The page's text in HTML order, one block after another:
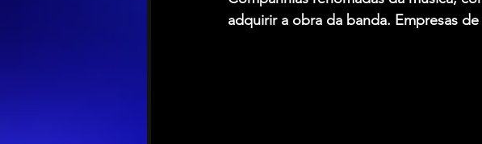
adquirir a obra da banda. Empresas